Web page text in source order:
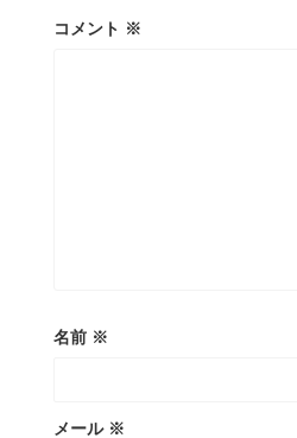
コメント ※
名前 ※
メール ※